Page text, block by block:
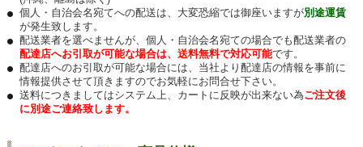
個人・自治会名宛てへの配送は、大変恐縮では御座いますが別途運賃
が発生致します。
配送業者を選べませんが、個人・自治会名宛ての場合でも配送業者の
配達店へお引取が可能な場合は、送料無料で対応可能です。
配達店へのお引取が可能な場合には、当社より配達店の情報を事前に
情報提供させて頂きますのでお気軽にお問合せ下さい。
送料につきましてはシステム上、カートに反映が出来ない為ご注文後
に別途ご連絡致します。